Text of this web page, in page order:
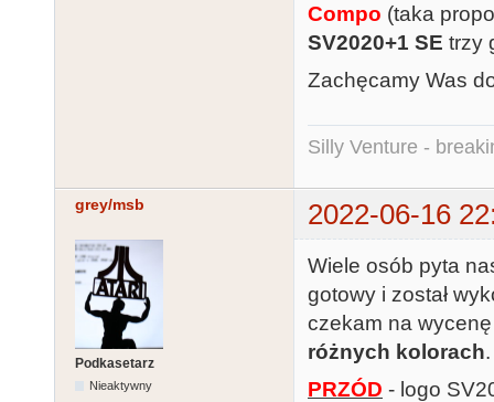
Compo (taka
SV2020+1 SE trzy
Zachęcamy Was
Silly Venture -
grey/msb 2022-06-16
Podkasetarz
Nieaktywny
Wiele osób pyta
gotowy i został
czekam na
różnych kolorach.
PRZÓD - logo